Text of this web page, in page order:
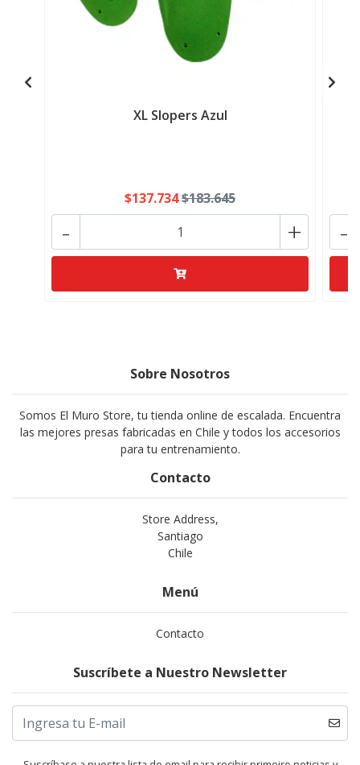
XL Slopers Azul
$137.734$183.645
+
- -
Sobre Nosotros
Somos El Muro Store, tu tienda online de escalada. Encuentra
las mejores presas fabricadas en Chile y todos los accesorios
para tu entrenamiento.
Contacto
Store Address,
Santiago
Chile
Menú
Contacto
Suscríbete a Nuestro Newsletter